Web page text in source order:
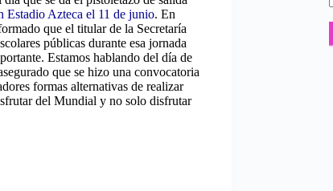
Estadio Azteca el 11 de junio. En
que el titular de la Secretaría
públicas durante esa jornada
Estamos hablando del día de
que se hizo una convocatoria
formas alternativas de realizar
del Mundial y no solo disfrutar